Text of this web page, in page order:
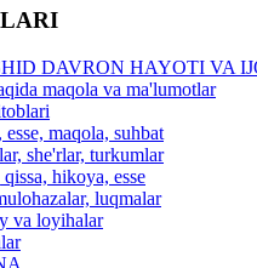
DAVRON HAYOTI VA
maqola va ma'lumotlar
esse, maqola, suhbat
she'rlar, turkumlar
hikoya, esse
luqmalar
va loyihalar